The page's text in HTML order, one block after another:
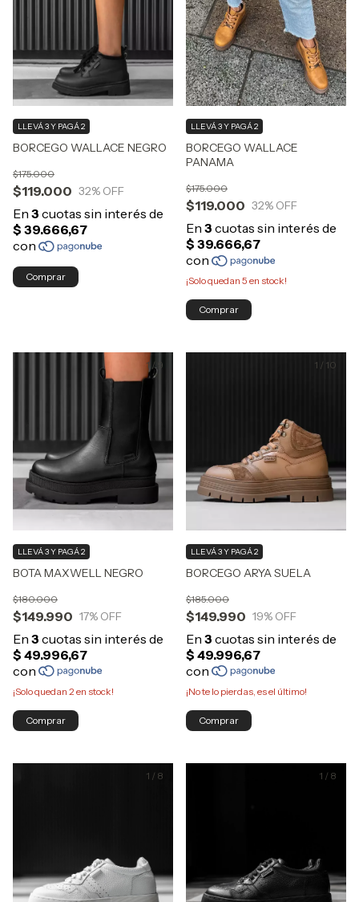
BORCEGO WALLACE NEGRO
$119.000
$175.000
32% OFF
LLEVÁ 3 Y PAGÁ 2
Comprar
BORCEGO WALLACE
PANAMA
$119.000
$175.000
32% OFF
LLEVÁ 3 Y PAGÁ 2
¡Solo quedan 5 en stock!
Comprar
1 / 9
BOTA MAXWELL NEGRO
$149.990
$180.000
17% OFF
LLEVÁ 3 Y PAGÁ 2
¡Solo quedan 2 en stock!
Comprar
1 / 10
BORCEGO ARYA SUELA
$149.990
$185.000
19% OFF
LLEVÁ 3 Y PAGÁ 2
¡No te lo pierdas, es el último!
Comprar
1 / 8 1 / 8